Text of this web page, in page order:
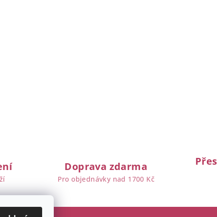
Doprava zdarma
Pro objednávky nad 1700 Kč